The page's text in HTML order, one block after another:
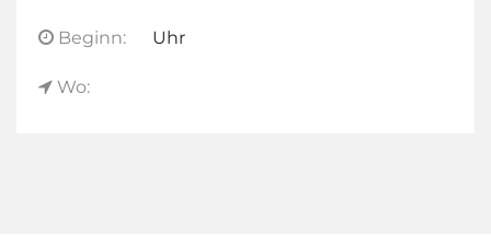
Beginn: Uhr
Wo: